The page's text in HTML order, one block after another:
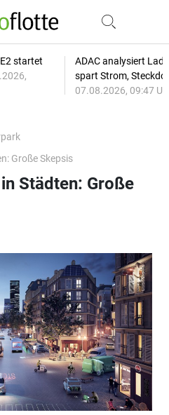
startet
ADAC analysiert
spart Strom,
07.08.2026, 09:47
Große Skepsis
Städten: Große